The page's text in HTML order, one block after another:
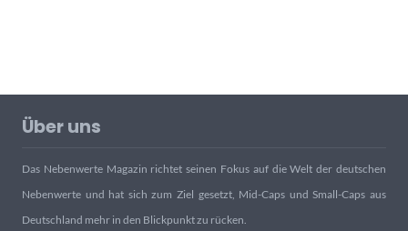
Über uns
Das Nebenwerte Magazin richtet seinen Fokus auf die Welt der deutschen
Nebenwerte und hat sich zum Ziel gesetzt, Mid-Caps und Small-Caps aus
Deutschland mehr in den Blickpunkt zu rücken.